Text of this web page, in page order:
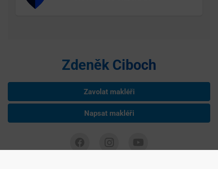
Zdeněk Ciboch
Zavolat makléři
Napsat makléři